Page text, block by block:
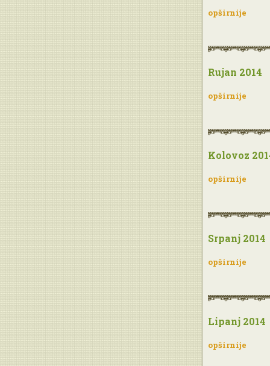
opširnije
Rujan 2014
opširnije
Kolovoz
opširnije
Srpanj 2014
opširnije
Lipanj 2014
opširnije